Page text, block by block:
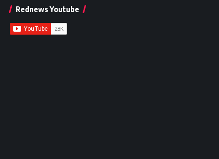
Rednews Youtube